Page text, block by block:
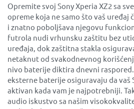
Opremite svoj Sony Xperia XZ2 sa
opreme koja ne samo što vaš uređaj
i znatno poboljšava njegovu
futrola nudi vrhunsku zaštitu bez
uređaja, dok zaštitna stakla
netaknut od svakodnevnog
nivo baterije diktira dnevni
eksterne baterije osiguravaju da vaš
aktivan kada vam je najpotrebniji.
audio iskustvo sa našim